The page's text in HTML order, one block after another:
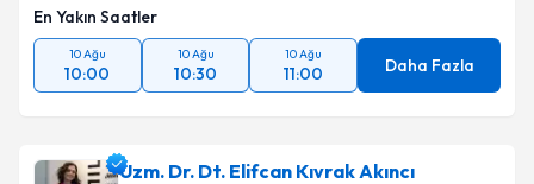
En Yakın Saatler
10 Ağu
10:00
10 Ağu
10:30
10 Ağu
11:00 Daha Fazla
Uzm. Dr. Dt. Elifcan Kıvrak Akıncı